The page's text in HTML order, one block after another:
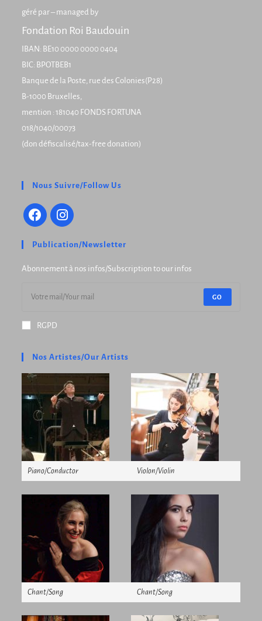
géré par – managed by
Fondation Roi Baudouin
IBAN: BE10 0000 0000 0404
BIC: BPOTBEB1
Banque de la Poste, rue des Colonies(P28)
B-1000 Bruxelles,
mention : 181040 FONDS FORTUNA
018/1040/00073
(don défiscalisé/tax-free donation)
Nous Suivre/Follow Us
Publication/Newsletter
Abonnement à nos infos/Subscription to our infos
GO
RGPD
Nos Artistes/Our Artists
Piano/Conductor Violon/Violin
Chant/Song Chant/Song